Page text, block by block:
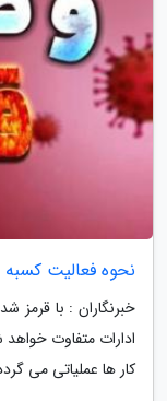
نحوه فعالیت کسبه
خبرنگاران : با قرمز
ادارات متفاوت
کار ها عملیاتی می